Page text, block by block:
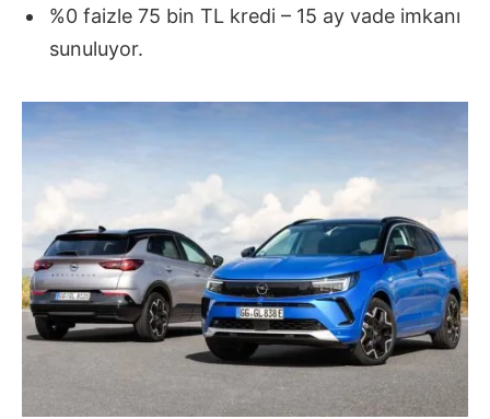
%0 faizle 75 bin TL kredi – 15 ay vade imkanı
sunuluyor.